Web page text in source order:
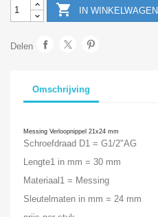
 IN WINKELWAGEN
Delen
Omschrijving
Messing Verloopnippel 21x24 mm
Schroefdraad D1 = G1/2"AG
Lengte1 in mm = 30 mm
Materiaal1 = Messing
Sleutelmaten in mm = 24 mm